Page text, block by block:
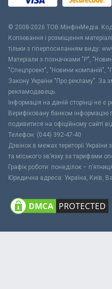
© 2008-2026 ТОВ МiнфiнМедiа.
Копіювання і розміщення
тільки з гіперпосиланням виду:
Матеріали з позначками "Р",
"Спецпроект", "Новини компаній",
Закону України "Про рекламу". За
рекламодавець.
Інформація на даній сторінці не є
Верифіковану банком інформацію
подивитися на офіційному сайті
Телефон: (044) 392-47-40
Дзвінок в межах території України
та міського зв’язку за тарифами
Графік роботи: понеділок –
Юридична адреса: Україна, Київ,